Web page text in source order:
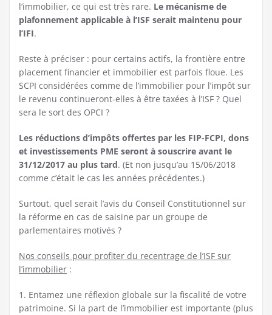
l’immobilier, ce qui est très rare. Le mécanisme de
plafonnement applicable à l’ISF serait maintenu pour
l’IFI.
Reste à préciser : pour certains actifs, la frontière entre
placement financier et immobilier est parfois floue. Les
SCPI considérées comme de l’immobilier pour l’impôt sur
le revenu continueront-elles à être taxées à l’ISF ? Quel
sera le sort des OPCI ?
Les réductions d’impôts offertes par les FIP-FCPI, dons
et investissements PME seront à souscrire avant le
31/12/2017 au plus tard. (Et non jusqu’au 15/06/2018
comme c’était le cas les années précédentes.)
Surtout, quel serait l’avis du Conseil Constitutionnel sur
la réforme en cas de saisine par un groupe de
parlementaires motivés ?
Nos conseils pour profiter du recentrage de l’ISF sur
l’immobilier :
1. Entamez une réflexion globale sur la fiscalité de votre
patrimoine. Si la part de l’immobilier est importante (plus